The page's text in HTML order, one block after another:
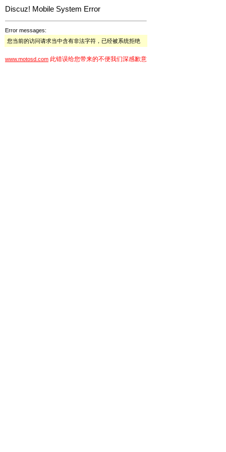
Discuz! Mobile System Error
Error messages:
您当前的访问请求当中含有非法字符，已经被系统拒绝
www.motosd.com 此错误给您带来的不便我们深感歉意